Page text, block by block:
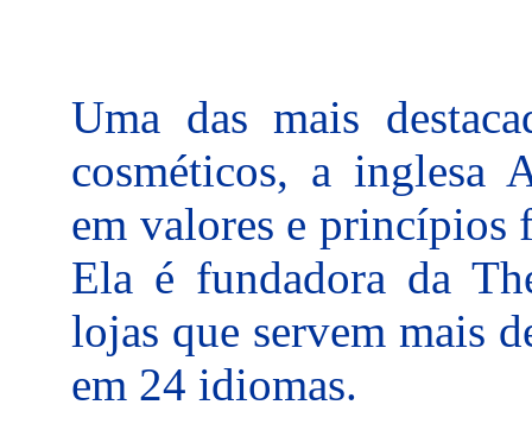
Uma das mais
cosméticos, a inglesa
em valores e princípios
Ela é fundadora da
lojas que servem mais
em 24 idiomas.